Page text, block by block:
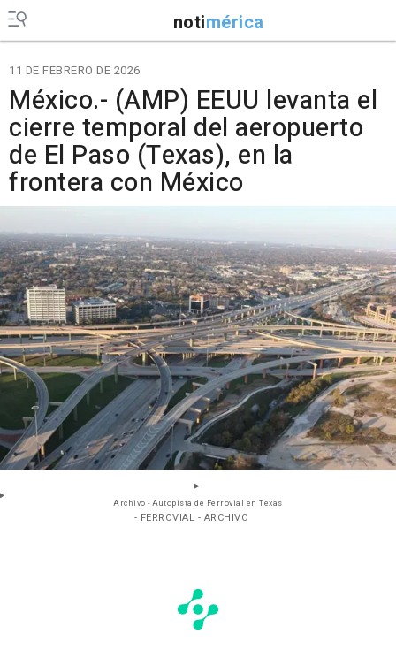
notimérica
11 DE FEBRERO DE 2026
México.- (AMP) EEUU levanta el
cierre temporal del aeropuerto
de El Paso (Texas), en la
frontera con México
Archivo - Autopista de Ferrovial en Texas
- FERROVIAL - ARCHIVO